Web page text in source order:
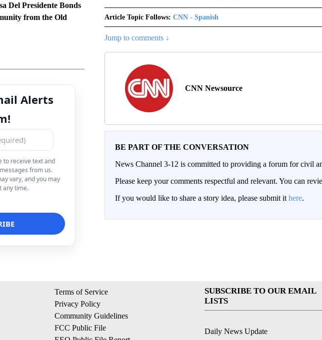
Del Presidente Bonds
from the Old
Alerts
to receive text and
from us.
vary, and you may
any time.
Article Topic Follows: CNN - Spanish
Jump to comments ↓
CNN Newsource
BE PART OF THE CONVERSATION
News Channel 3-12 is committed to providing a forum for civil
Please keep your comments respectful and relevant. You can
If you would like to share a story idea, please submit it here.
Terms of Service
Privacy Policy
Community Guidelines
FCC Public File
SUBSCRIBE TO OUR EMAIL
LISTS
Daily News Update